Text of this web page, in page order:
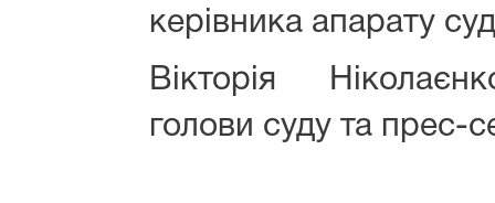
керівника апарату
Вікторія
голови суду та прес-